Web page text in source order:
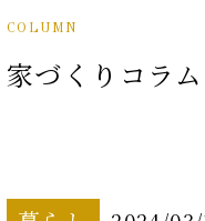
COLUMN
家づくりコラム